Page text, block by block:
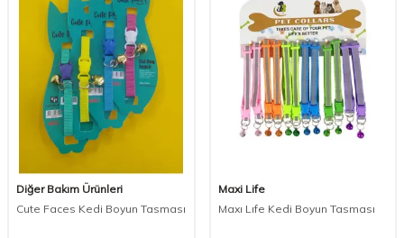
Diğer Bakım Ürünleri
Cute Faces Kedi Boyun Tasması
Maxi Life
Maxı Lıfe Kedi Boyun Tasması